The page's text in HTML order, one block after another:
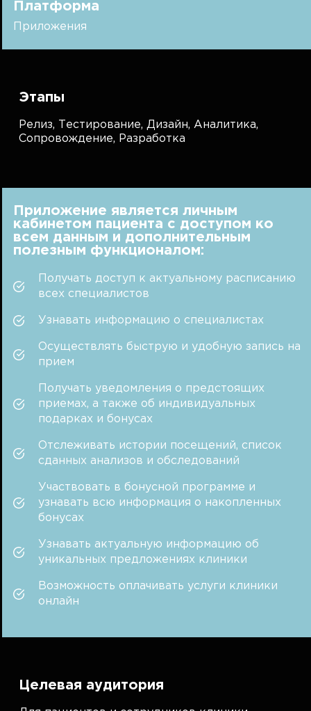
Платформа
Приложения
Этапы
Релиз, Тестирование,Дизайн,Аналитика,
Сопровождение, Разработка
Приложение является личным
кабинетом пациента с доступом ко
всем данным и дополнительным
полезным функционалом:
Получать доступ к актуальному расписанию
всех специалистов
Узнавать информацию о специалистах
Осуществлять быструю и удобную запись на
прием
Получать уведомления о предстоящих
приемах, а также об индивидуальных
подарках и бонусах
Отслеживать истории посещений, список
сданных анализов и обследований
Участвовать в бонусной программе и
узнавать всю информация о накопленных
бонусах
Узнавать актуальную информацию об
уникальных предложениях клиники
Возможность оплачивать услуги клиники
онлайн
Целевая аудитория